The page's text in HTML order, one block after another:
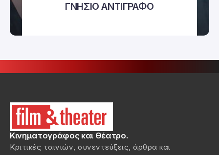
ΓΝΗΣΙΟ ΑΝΤΙΓΡΑΦΟ
Κινηματογράφος και Θέατρο.
Κριτικές ταινιών, συνεντεύξεις, άρθρα και